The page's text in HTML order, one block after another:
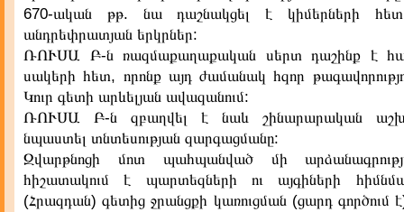
670-ական թթ. նա դաշնակցել է կիմերների
անդրեփրատյան երկրներ:
ՌՈՒՍԱ Բ-ն ռազմաքաղաքական սերտ դաշինք է
սակերի հետ, որոնք այդ ժամանակ հզոր
Կուր գետի արևելյան ավազանում:
ՌՈՒՍԱ Բ-ն զբաղվել է նաև շինարարական
նպաստել տնտեսության զարգացմանը:
Զվարթնոցի մոտ պահպանված մի
հիշատակում է պարտեզների ու այգիների
(Հրազդան) գետից ջրանցքի կառուցման (ցարդ գործում